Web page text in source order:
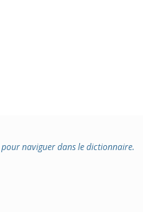
naviguer dans le dictionnaire.